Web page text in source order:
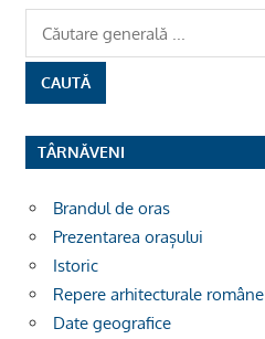
TÂRNĂVENI
Brandul de oras
Prezentarea orașului
Istoric
Repere arhitecturale române
Date geografice